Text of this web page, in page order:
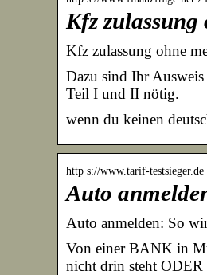
Kfz
Kfz zulassung ohne
Dazu sind Ihr Ausweis
Teil I und II nötig.
wenn du keinen
http s://www.tarif-testsieger.de
Auto
Auto anmelden: So
Von einer BANK in
nicht drin steht